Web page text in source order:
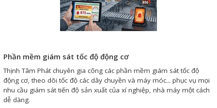
Phần mềm giám sát tốc độ động cơ
Thịnh Tâm Phát chuyên gia công các phần mềm giám sát tốc độ
động cơ, theo dõi tốc độ các dây chuyền và máy móc... phục vụ mọi
nhu cầu giám sát tiến độ sản xuất của xí nghiệp, nhà máy một cách
dễ dàng.
Motor Servo / Driver Servo
Cáp lập trình PLC - HMI -
Servo
Cân Điện Tử